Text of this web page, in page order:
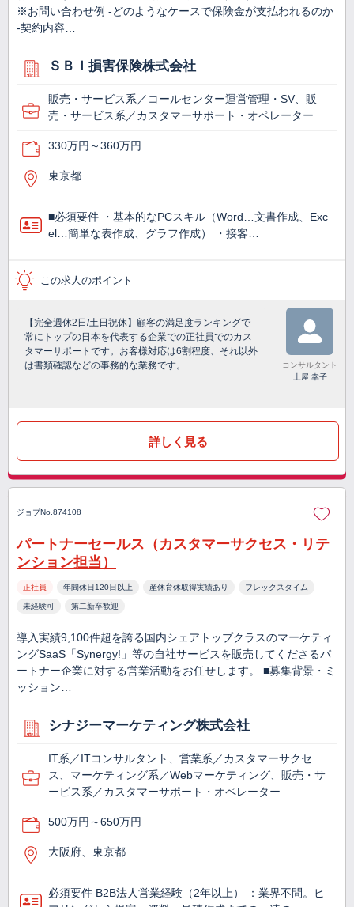
※お問い合わせ例 -どのようなケースで保険金が支払われるのか
-契約内容…
ＳＢＩ損害保険株式会社
販売・サービス系／コールセンター運営管理・SV、販
売・サービス系／カスタマーサポート・オペレーター
330万円～360万円
東京都
■必須要件 ・基本的なPCスキル（Word…文書作成、Exc
el…簡単な表作成、グラフ作成） ・接客…
この求人のポイント
【完全週休2日/土日祝休】顧客の満足度ランキングで
常にトップの日本を代表する企業での正社員でのカス
タマーサポートです。お客様対応は6割程度、それ以外
は書類確認などの事務的な業務です。
コンサルタント
土屋 幸子
詳しく見る
ジョブNo.874108
パートナーセールス（カスタマーサクセス・リテ
ンション担当）
正社員 年間休日120日以上 産休育休取得実績あり フレックスタイム
未経験可 第二新卒歓迎
導入実績9,100件超を誇る国内シェアトップクラスのマーケティ
ングSaaS「Synergy!」等の自社サービスを販売してくださるパ
ートナー企業に対する営業活動をお任せします。 ■募集背景・ミ
ッション…
シナジーマーケティング株式会社
IT系／ITコンサルタント、営業系／カスタマーサクセ
ス、マーケティング系／Webマーケティング、販売・サ
ービス系／カスタマーサポート・オペレーター
500万円～650万円
大阪府、東京都
必須要件 B2B法人営業経験（2年以上） ：業界不問。ヒ